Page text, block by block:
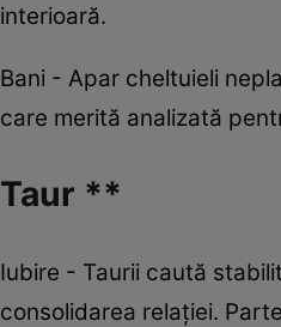
interioară.
Bani - Apar cheltuieli
care merită analizată
Taur **
Iubire - Taurii caută
consolidarea relației.